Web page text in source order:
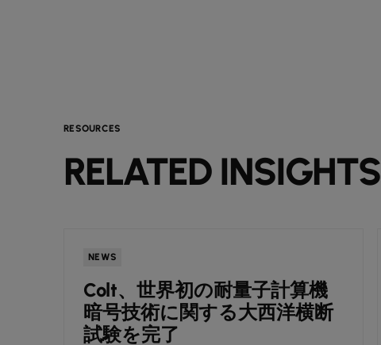
RESOURCES
RELATED INSIGHTS
NEWS
Colt、世界初の耐量子計算機
暗号技術に関する大西洋横断
試験を完了